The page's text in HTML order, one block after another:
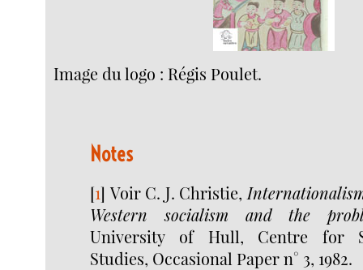
Image du logo : Régis Poulet.
Notes
[1] Voir C. J. Christie,
Western socialism and the
University of Hull, Centre for
Studies, Occasional Paper n° 3, 1982.